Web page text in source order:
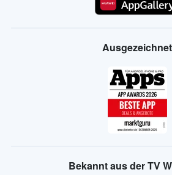
Ausgezeichnet
Bekannt aus der TV